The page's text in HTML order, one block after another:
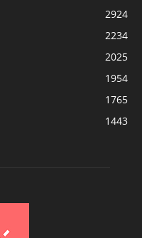
2924
2234
2025
1954
1765
1443